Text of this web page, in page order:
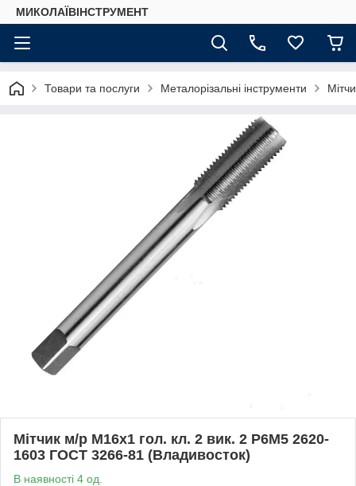
МИКОЛАЇВІНСТРУМЕНТ
Товари та послуги Металорізальні інструменти
Мітчик м/р М16х1 гол. кл. 2 вик. 2 Р6М5 2620-
1603 ГОСТ 3266-81 (Владивосток)
В наявності 4 од.